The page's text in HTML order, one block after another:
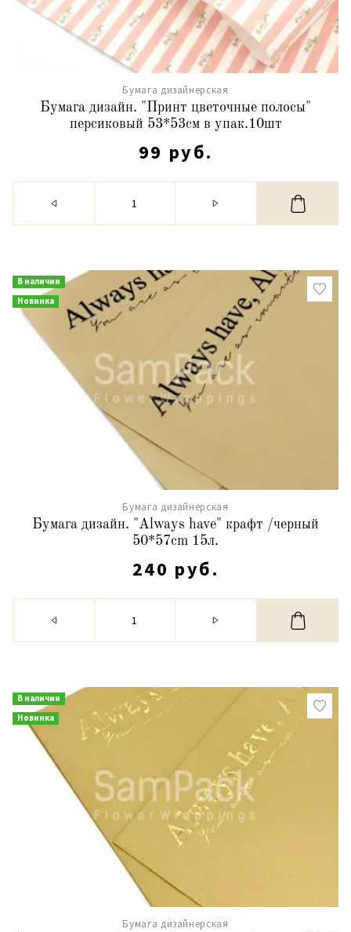
Бумага дизайнерская
Бумага дизайн. "Принт цветочные полосы"
персиковый 53*53см в упак.10шт
99 руб.
В наличии
Новинка
Бумага дизайнерская
Бумага дизайн. "Always have" крафт /черный
50*57cm 15л.
240 руб.
В наличии
Новинка
Бумага дизайнерская